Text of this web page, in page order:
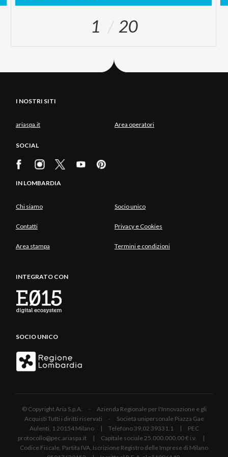
1 20
I NOSTRI SITI
ariaspa.it Area operatori
SOCIAL
IN LOMBARDIA
Chi siamo Socio unico
Contatti Privacy e Cookies
Area stampa Termini e condizioni
INTEGRATO CON
SOCIO UNICO
© Copyright Aria S.p.A. - Azienda Regionale per l'Innovazione e gli
Acquisti Tutti i diritti riservati - Società unipersonale Piazza Gae
Aulenti, 1 20154 Milano | Telefono 39.02 39331.1 | PEC
protocollo@pec.ariaspa.it | Capitale sociale 25.000.000,00 € i.v. |
Codice Fiscale, Partita IVA, Iscrizione Registro delle Imprese di Milano